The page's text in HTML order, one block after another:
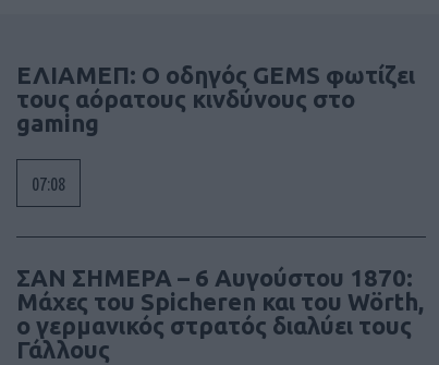
ΕΛΙΑΜΕΠ: Ο οδηγός GEMS φωτίζει
τους αόρατους κινδύνους στο
gaming
07:08
ΣΑΝ ΣΗΜΕΡΑ – 6 Αυγούστου 1870:
Μάχες του Spicheren και του Wörth,
ο γερμανικός στρατός διαλύει τους
Γάλλους